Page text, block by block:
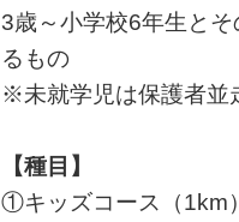
3歳～小学校6年生と
るもの
※未就学児は保護者並
【種目】
①キッズコース（1km